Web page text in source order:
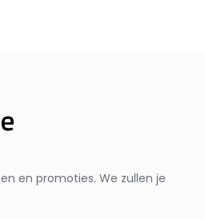
en promoties. We zullen je